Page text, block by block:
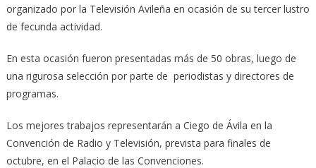
organizado por la Televisión Avileña en ocasión de su tercer lustro
de fecunda actividad.
En esta ocasión fueron presentadas más de 50 obras, luego de
una rigurosa selección por parte de periodistas y directores de
programas.
Los mejores trabajos representarán a Ciego de Ávila en la
Convención de Radio y Televisión, prevista para finales de
octubre, en el Palacio de las Convenciones.